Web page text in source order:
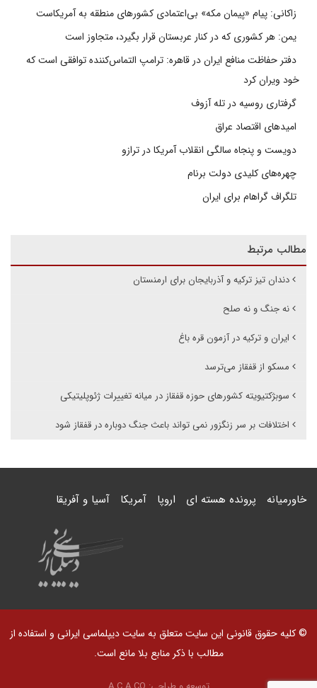
زاکانی: پیام «پیمان مکه» بی‌اعتمادی کشورهای منطقه به آمریکاست
یمن: هر کشوری که در کنار عربستان قرار بگیرد، متجاوز است
دفتر حفاظت منافع ایران در قاهره: ترامپ التماس‌کننده توافقی است که
خود ویران کرد
گرفتاری روسیه در تله آزوف
امیدهای اقتصاد عراق
دویست و پنجاه سالگی انقلاب آمریکا در ترازو
چهره‌های کلیدی دولت برنام
تلگراف گراهام برای ایران
مطالب مرتبط
دندان تیز ترکیه و آذربایجان برای ارمنستان
نه جنگ و نه صلح
ایران و ترکیه در آزمون قره باغ
مسکو از قفقاز می‌ترسد
سوبژکتیویته کشورهای حوزه قفقاز در میانه تغییرات ژئوپلیتیکی
اختلافات بر سر زنگزور نمی تواند باعث جنگ دوباره در قفقاز شود
خاورمیانه پرونده هسته ای اروپا آمریکا آسیا و آفریقا
© کلیه حقوق قانونی این سایت متعلق به سایت دیپلماسی ایرانی و استفاده از
مطالب با ذکر منابع بلا مانع است.